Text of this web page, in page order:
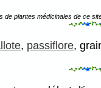
de plantes médicinales de ce
, passiflore,